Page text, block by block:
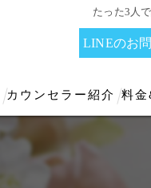
たった3人
LINEのお
カウンセラー紹介 料金